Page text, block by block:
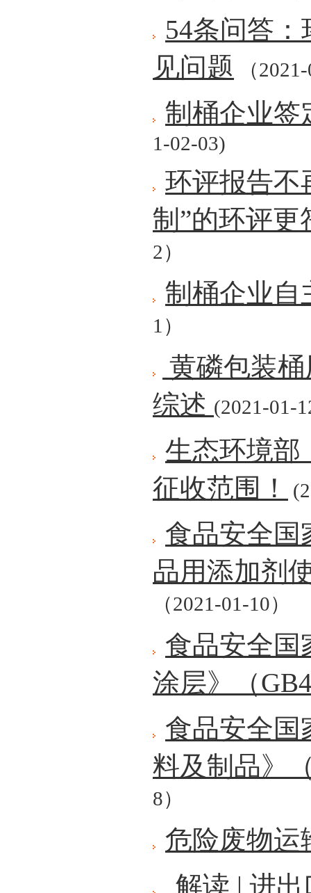
54条问答：
见问题 （
制桶企业签
1-02-03)
环评报告不
制”的环评更
2）
制桶企业自
1）
黄磷包装
综述 (2021-01-
生态环境部
征收范围！
食品安全国
品用添加剂
（2021-01-10）
食品安全国
涂层》（
食品安全国
料及制品》
8）
危险废物
解读 | 进